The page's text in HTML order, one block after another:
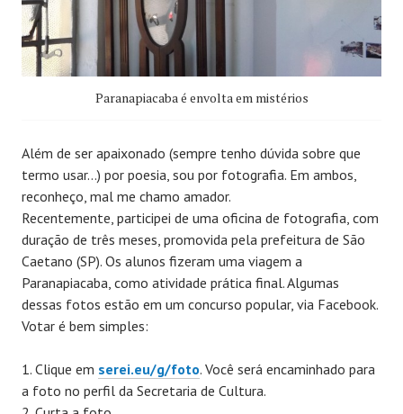
Paranapiacaba é envolta em mistérios
Além de ser apaixonado (sempre tenho dúvida sobre que
termo usar…) por poesia, sou por fotografia. Em ambos,
reconheço, mal me chamo amador.
Recentemente, participei de uma oficina de fotografia, com
duração de três meses, promovida pela prefeitura de São
Caetano (SP). Os alunos fizeram uma viagem a
Paranapiacaba, como atividade prática final. Algumas
dessas fotos estão em um concurso popular, via Facebook.
Votar é bem simples:
1. Clique em serei.eu/g/foto. Você será encaminhado para
a foto no perfil da Secretaria de Cultura.